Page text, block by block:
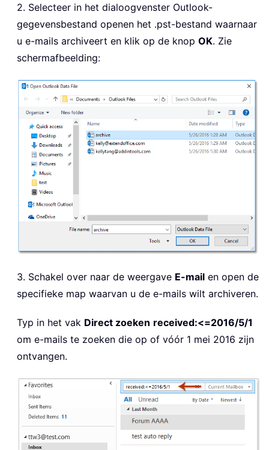
2. Selecteer in het dialoogvenster Outlook-
gegevensbestand openen het .pst-bestand waarnaar
u e-mails archiveert en klik op de knop OK. Zie
schermafbeelding:
3. Schakel over naar de weergave E-mail en open de
specifieke map waarvan u de e-mails wilt archiveren.
Typ in het vak Direct zoeken received:<=2016/5/1
om e-mails te zoeken die op of vóór 1 mei 2016 zijn
ontvangen.